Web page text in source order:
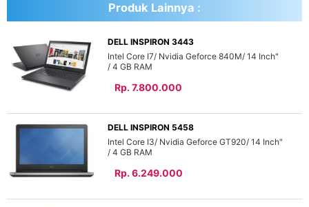
Produk Lainnya :
DELL INSPIRON 3443
Intel Core I7 Nvidia Geforce 840M 14 Inch"
4 GB
Rp. 7.800.000
DELL INSPIRON 5458
Intel Core I3 Nvidia Geforce GT920 14 Inch"
4 GB
Rp. 6.249.000